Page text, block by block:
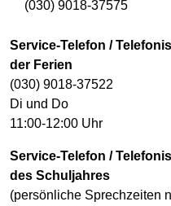
(030) 9018-37575
Service-Telefon /
der Ferien
(030) 9018-37522
Di und Do
11:00-12:00 Uhr
Service-Telefon /
des Schuljahres
(persönliche Sprechzeiten